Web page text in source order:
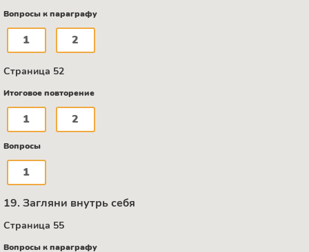
Вопросы к параграфу
1 2
Страница 52
Итоговое повторение
1 2
Вопросы
1
19. Загляни внутрь себя
Страница 55
Вопросы к параграфу